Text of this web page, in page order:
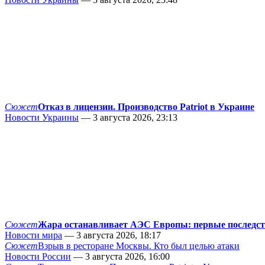
СюжетОтказ в лицензии. Производство Patriot в Украине
Новости Украины — 3 августа 2026, 23:13
СюжетЖара останавливает АЭС Европы: первые
Новости мира — 3 августа 2026, 18:17
СюжетВзрыв в ресторане Москвы. Кто был целью атаки
Новости России — 3 августа 2026, 16:00